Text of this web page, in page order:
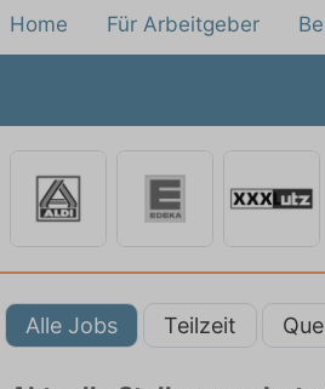
Home Für Arbeitgeber
Alle Jobs Teilzeit